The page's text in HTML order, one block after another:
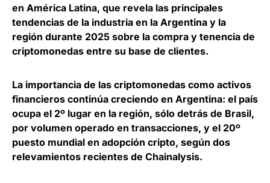
en América Latina, que revela las principales
tendencias de la industria en la Argentina y la
región durante 2025 sobre la compra y tenencia de
criptomonedas entre su base de clientes.
La importancia de las criptomonedas como activos
financieros continúa creciendo en Argentina: el país
ocupa el 2º lugar en la región, sólo detrás de Brasil,
por volumen operado en transacciones, y el 20º
puesto mundial en adopción cripto, según dos
relevamientos recientes de Chainalysis.